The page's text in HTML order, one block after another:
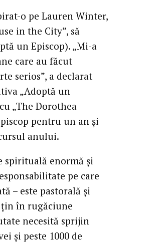
o pe Lauren Winter,
in the City”, să
un Episcop). „Mi-a
care au făcut
serios”, a declarat
„Adoptă un
„The Dorothea
pentru un an și
anului.
spirituală enormă și
pe care
– este pastorală și
în rugăciune
necesită sprijin
și peste 1000 de